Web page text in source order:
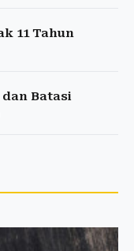
11 Tahun
Batasi